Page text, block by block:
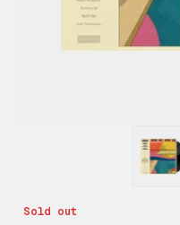
Sold out